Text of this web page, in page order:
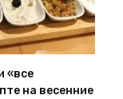
«все
на весенние